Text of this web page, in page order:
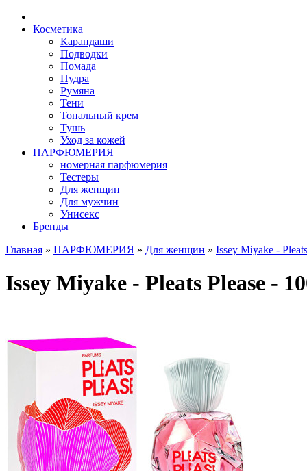
Косметика
Карандаши
Подводки
Помада
Пудра
Румяна
Тени
Тональный крем
Тушь
Уход за кожей
ПАРФЮМЕРИЯ
номерная парфюмерия
Тестеры
Для женщин
Для мужчин
Унисекс
Бренды
Главная » ПАРФЮМЕРИЯ » Для женщин » Issey Miyake -
Issey Miyake - Pleats Please -